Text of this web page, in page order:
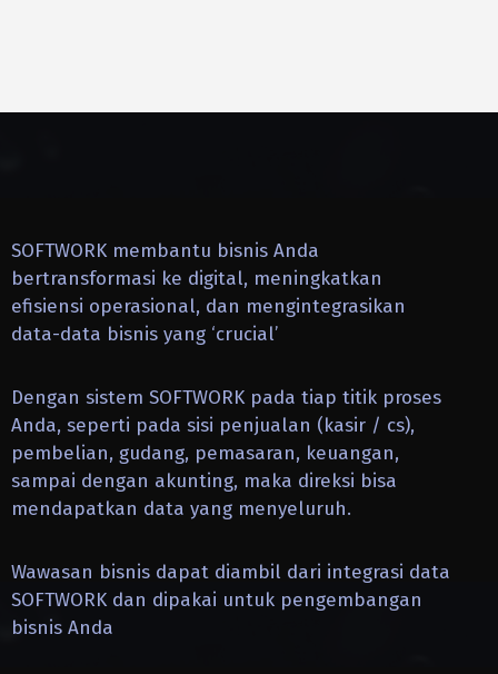
SOFTWORK membantu bisnis Anda
bertransformasi ke digital, meningkatkan
efisiensi operasional, dan mengintegrasikan
data-data bisnis yang ‘crucial’
Dengan sistem SOFTWORK pada tiap titik proses
Anda, seperti pada sisi penjualan (kasir / cs),
pembelian, gudang, pemasaran, keuangan,
sampai dengan akunting, maka direksi bisa
mendapatkan data yang menyeluruh.
Wawasan bisnis dapat diambil dari integrasi data
SOFTWORK dan dipakai untuk pengembangan
bisnis Anda